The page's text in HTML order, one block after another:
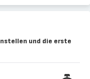
und die erste